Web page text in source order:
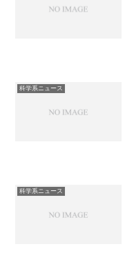
科学系ニュース
科学系ニュース